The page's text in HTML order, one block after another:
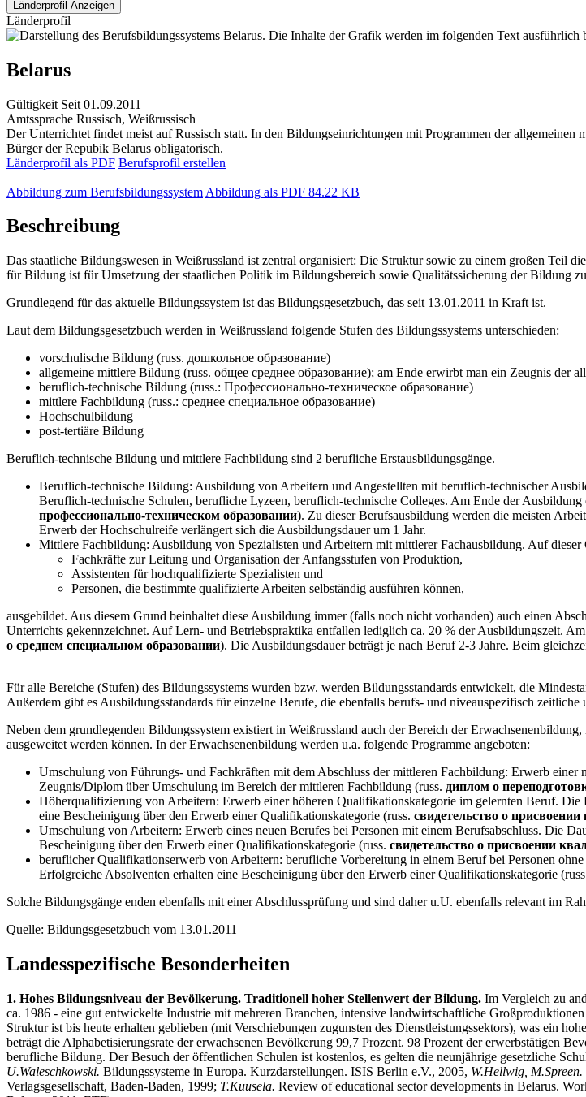
Länderprofil
Belarus
Gültigkeit Seit 01.09.2011
Amtssprache Russisch, Weißrussisch
Der Unterrichtet findet meist auf Russisch statt. In den Bildungseinrichtungen mit Programmen der
Bürger der Repubik Belarus obligatorisch.
Länderprofil als PDF Berufsprofil erstellen
Abbildung zum Berufsbildungssystem Abbildung als PDF 84.22 KB
Beschreibung
Das staatliche Bildungswesen in Weißrussland ist zentral organisiert: Die Struktur sowie zu einem großen Teil
für Bildung ist für Umsetzung der staatlichen Politik im Bildungsbereich sowie Qualitätssicherung der Bildung
Grundlegend für das aktuelle Bildungssystem ist das Bildungsgesetzbuch, das seit 13.01.2011 in Kraft ist.
Laut dem Bildungsgesetzbuch werden in Weißrussland folgende Stufen des Bildungssystems unterschieden:
vorschulische Bildung (russ. дошкольное образование)
allgemeine mittlere Bildung (russ. общее среднее образование); am Ende erwirbt man ein Zeugnis der
beruflich-technische Bildung (russ.: Профессионально-техническое образование)
mittlere Fachbildung (russ.: среднее специальное образование)
Hochschulbildung
post-tertiäre Bildung
Beruflich-technische Bildung und mittlere Fachbildung sind 2 berufliche Erstausbildungsgänge.
Beruflich-technische Bildung: Ausbildung von Arbeitern und Angestellten mit beruflich-technischer
Beruflich-technische Schulen, berufliche Lyzeen, beruflich-technische Colleges. Am Ende der
профессионально-техническом образовании). Zu dieser Berufsausbildung werden die meisten
Erwerb der Hochschulreife verlängert sich die Ausbildungsdauer um 1 Jahr.
Mittlere Fachbildung: Ausbildung von Spezialisten und Arbeitern mit mittlerer Fachausbildung. Auf dieser
Fachkräfte zur Leitung und Organisation der Anfangsstufen von Produktion,
Assistenten für hochqualifizierte Spezialisten und
Personen, die bestimmte qualifizierte Arbeiten selbständig ausführen können,
ausgebildet. Aus diesem Grund beinhaltet diese Ausbildung immer (falls noch nicht vorhanden) auch einen
Unterrichts gekennzeichnet. Auf Lern- und Betriebspraktika entfallen lediglich ca. 20 % der Ausbildungszeit.
о среднем специальном образовании). Die Ausbildungsdauer beträgt je nach Beruf 2-3 Jahre. Beim
Für alle Bereiche (Stufen) des Bildungssystems wurden bzw. werden Bildungsstandards entwickelt, die
Außerdem gibt es Ausbildungsstandards für einzelne Berufe, die ebenfalls berufs- und niveauspezifisch
Neben dem grundlegenden Bildungssystem existiert in Weißrussland auch der Bereich der
ausgeweitet werden können. In der Erwachsenenbildung werden u.a. folgende Programme angeboten:
Umschulung von Führungs- und Fachkräften mit dem Abschluss der mittleren Fachbildung: Erwerb
Zeugnis/Diplom über Umschulung im Bereich der mittleren Fachbildung (russ. диплом о
Höherqualifizierung von Arbeitern: Erwerb einer höheren Qualifikationskategorie im gelernten Beruf.
eine Bescheinigung über den Erwerb einer Qualifikationskategorie (russ. свидетельство о
Umschulung von Arbeitern: Erwerb eines neuen Berufes bei Personen mit einem Berufsabschluss. Die
Bescheinigung über den Erwerb einer Qualifikationskategorie (russ. свидетельство о присвоении
beruflicher Qualifikationserwerb von Arbeitern: berufliche Vorbereitung in einem Beruf bei Personen
Erfolgreiche Absolventen erhalten eine Bescheinigung über den Erwerb einer Qualifikationskategorie
Solche Bildungsgänge enden ebenfalls mit einer Abschlussprüfung und sind daher u.U. ebenfalls relevant im
Quelle: Bildungsgesetzbuch vom 13.01.2011
Landesspezifische Besonderheiten
1. Hohes Bildungsniveau der Bevölkerung. Traditionell hoher Stellenwert der Bildung. Im Vergleich zu
ca. 1986 - eine gut entwickelte Industrie mit mehreren Branchen, intensive landwirtschaftliche
Struktur ist bis heute erhalten geblieben (mit Verschiebungen zugunsten des Dienstleistungssektors), was ein
beträgt die Alphabetisierungsrate der erwachsenen Bevölkerung 99,7 Prozent. 98 Prozent der erwerbstätigen
berufliche Bildung. Der Besuch der öffentlichen Schulen ist kostenlos, es gelten die neunjährige gesetzliche
U.Waleschkowski. Bildungssysteme in Europa. Kurzdarstellungen. ISIS Berlin e.V., 2005, W.Hellwig, M.Spreen.
Verlagsgesellschaft, Baden-Baden, 1999; T.Kuusela. Review of educational sector developments in Belarus.